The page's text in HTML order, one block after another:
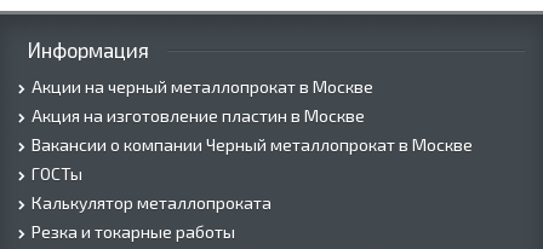
Информация
Акции на черный металлопрокат в Москве
Акция на изготовление пластин в Москве
Вакансии о компании Черный металлопрокат в Москве
ГОСТы
Калькулятор металлопроката
Резка и токарные работы